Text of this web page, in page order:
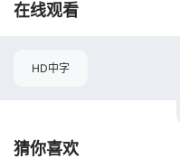
在线观看
HD中字
猜你喜欢